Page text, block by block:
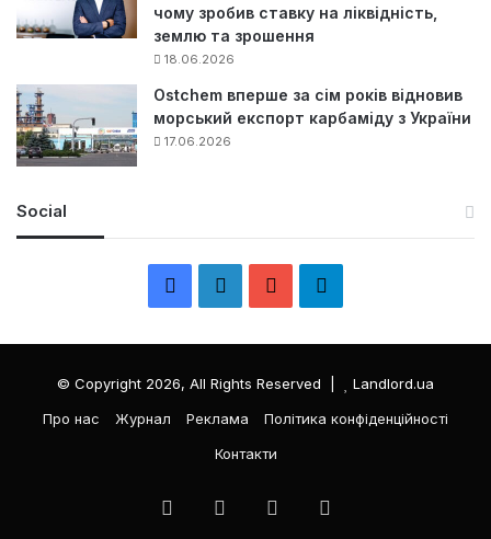
чому зробив ставку на ліквідність,
землю та зрошення
18.06.2026
Ostchem вперше за сім років відновив
морський експорт карбаміду з України
17.06.2026
Social
e
k
e
T
л
е
р
© Copyright 2026, All Rights Reserved |
Landlord.ua
Про нас
Журнал Реклама
Політика конфіденційності
Контакти
FacebookLinkedInYouTube